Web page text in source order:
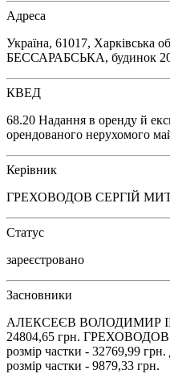
Адреса
Україна, 61017, Харківська
БЕССАРАБСЬКА, будинок
КВЕД
68.20 Надання в оренду й
орендованого нерухомого
Керівник
ГРЕХОВОДОВ СЕРГІЙ
Статус
зареєстровано
Засновники
АЛЕКСЕЄВ ВОЛОДИМИР
24804,65 грн.
розмір частки - 32769,99
розмір частки - 9879,33 грн.